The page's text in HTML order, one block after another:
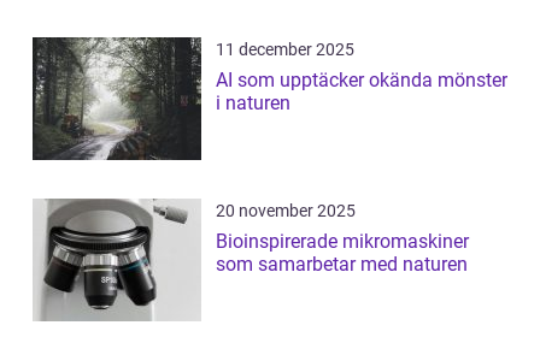
11 december 2025
AI som upptäcker okända mönster
i naturen
20 november 2025
Bioinspirerade mikromaskiner
som samarbetar med naturen